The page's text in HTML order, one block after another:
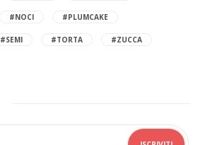
#NOCI #PLUMCAKE
#SEMI #TORTA #ZUCCA